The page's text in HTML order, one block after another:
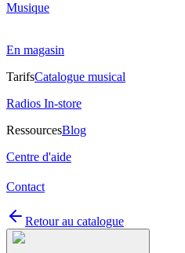
Musique
En magasin
TarifsCatalogue musical
Radios In-store
RessourcesBlog
Centre d'aide
Contact
Retour au catalogue